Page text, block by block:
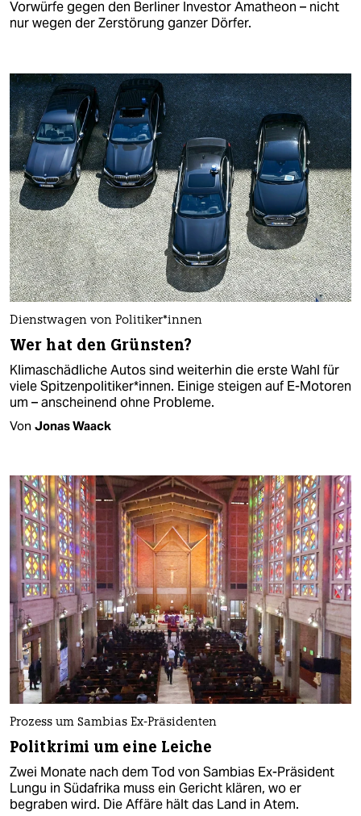
Vorwürfe gegen den Berliner Investor Amatheon – nicht
nur wegen der Zerstörung ganzer Dörfer.
Dienstwagen von Po­li­ti­ke­r*in­nen
Wer hat den Grünsten?
Klimaschädliche Autos sind weiterhin die erste Wahl für
viele Spitzenpolitiker*innen. Einige steigen auf E-Motoren
um – anscheinend ohne Probleme.
Von Jonas Waack
Prozess um Sambias Ex-Präsidenten
Politkrimi um eine Leiche
Zwei Monate nach dem Tod von Sambias Ex-Präsident
Lungu in Südafrika muss ein Gericht klären, wo er
begraben wird. Die Affäre hält das Land in Atem.